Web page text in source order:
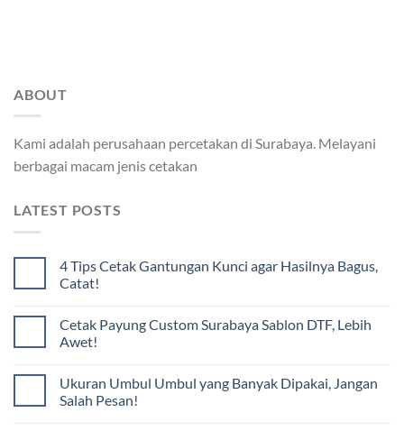
ABOUT
Kami adalah perusahaan percetakan di Surabaya. Melayani
berbagai macam jenis cetakan
LATEST POSTS
4 Tips Cetak Gantungan Kunci agar Hasilnya Bagus,
Catat!
Cetak Payung Custom Surabaya Sablon DTF, Lebih
Awet!
Ukuran Umbul Umbul yang Banyak Dipakai, Jangan
Salah Pesan!